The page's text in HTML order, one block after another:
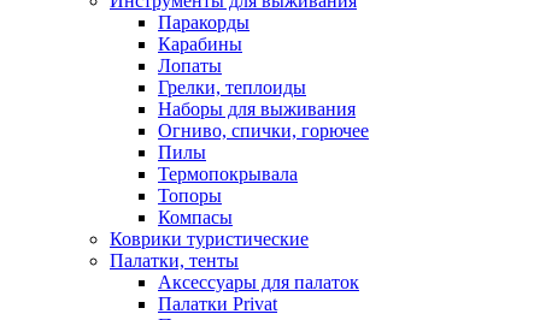
Паракорды
Карабины
Лопаты
Грелки, теплоиды
Наборы для выживания
Огниво, спички, горючее
Пилы
Термопокрывала
Топоры
Компасы
Коврики туристические
Палатки, тенты
Аксессуары для палаток
Палатки Privat